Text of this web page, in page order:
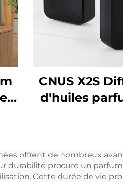
CNUS X2S
d'huiles
maison
offrent de nombreux
durabilité procure un
Cette durée de vie